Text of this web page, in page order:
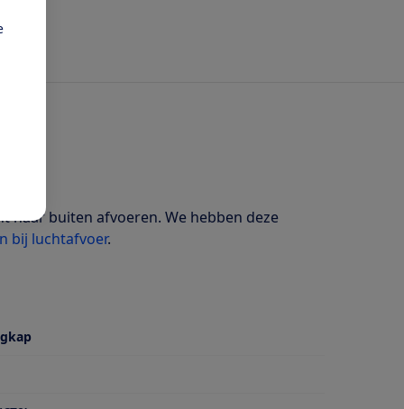
naar buiten afvoeren. We hebben deze
bij luchtafvoer.